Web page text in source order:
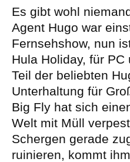
Es gibt wohl
Agent Hugo war
Fernsehshow, nun
Hula Holiday, für
Teil der beliebten
Unterhaltung für
Big Fly hat sich
Welt mit Müll
Schergen gerade
ruinieren, kommt